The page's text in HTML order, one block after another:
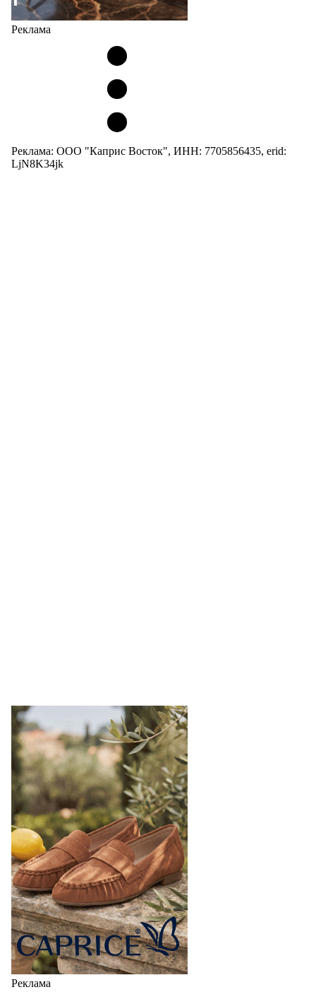
Реклама
Реклама: ООО "Каприс Восток", ИНН: 7705856435, erid:
LjN8K34jk
Реклама